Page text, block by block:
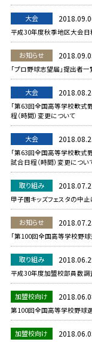
大会
平成30年度秋季地区大会日
お知らせ
「プロ野球志望届」提出者
大会
「第63回全国高等学校軟式
程（時間）変更について
大会
「第63回全国高等学校軟式
試合日程（時間）変更につい
取り組み
甲子園キッズフェスタの中
お知らせ
「第100回全国高等学校野
取り組み
平成30年度加盟校部員数調
加盟校向け
第100回全国高等学校野球
加盟校向け